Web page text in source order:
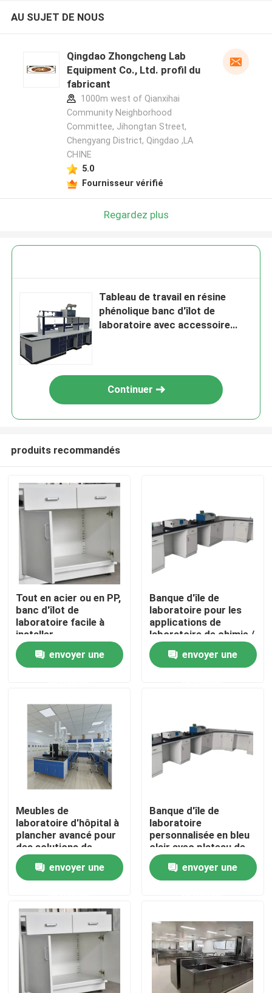
Accueil
Contacts
Produits
Meubles modernes de laboratoire
Meubles de laboratoire d'école
Banc d'île de laboratoire
Banc de mur de laboratoire
Capot de vapeur de laboratoire
Banc d'équilibre de laboratoire
AU SUJET DE NOUS
Qingdao Zhongcheng Lab
Equipment Co., Ltd. profil du
fabricant
1000m west of Qianxihai
Community Neighborhood
Committee, Jihongtan Street,
Chengyang District, Qingdao ,LA
CHINE
5.0
Fournisseur vérifié
Regardez plus
Tableau de travail en résine
phénolique banc d'îlot de
laboratoire avec accessoire
Continuer
produits recommandés
Tout en acier ou en PP,
banc d'îlot de
laboratoire facile à
installer
envoyer une
Banque d'île de
laboratoire pour les
applications de
laboratoire de chimie /
école / institut de
rechercheenvoyer une
Meubles de
laboratoire d'hôpital à
plancher avancé pour
des solutions de
laboratoire efficaces
envoyer une
Banque d'île de
laboratoire
personnalisée en bleu
clair avec plateau de
travail en marbre
envoyer une